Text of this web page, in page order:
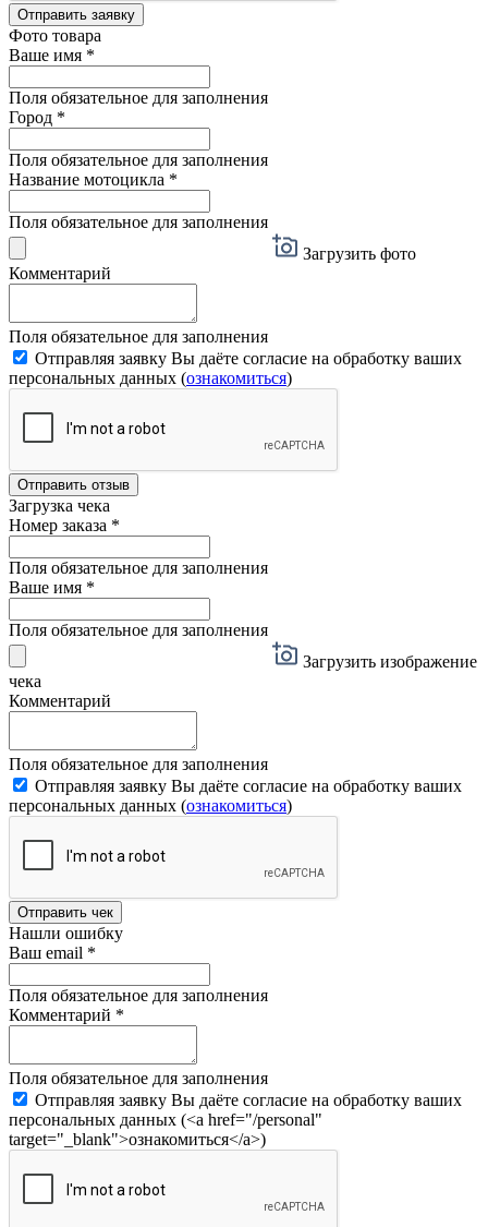
Отправить заявку
Фото товара
Ваше имя *
Поля обязательное для заполнения
Город *
Поля обязательное для заполнения
Название мотоцикла *
Поля обязательное для заполнения
Загрузить фото
Комментарий
Поля обязательное для заполнения
Отправляя заявку Вы даёте согласие на обработку ваших
персональных данных (ознакомиться)
Отправить отзыв
Загрузка чека
Номер заказа *
Поля обязательное для заполнения
Ваше имя *
Поля обязательное для заполнения
Загрузить изображение
чека
Комментарий
Поля обязательное для заполнения
Отправляя заявку Вы даёте согласие на обработку ваших
персональных данных (ознакомиться)
Отправить чек
Нашли ошибку
Ваш email *
Поля обязательное для заполнения
Комментарий *
Поля обязательное для заполнения
Отправляя заявку Вы даёте согласие на обработку ваших
персональных данных (<a href="/personal"
target="_blank">ознакомиться</a>)